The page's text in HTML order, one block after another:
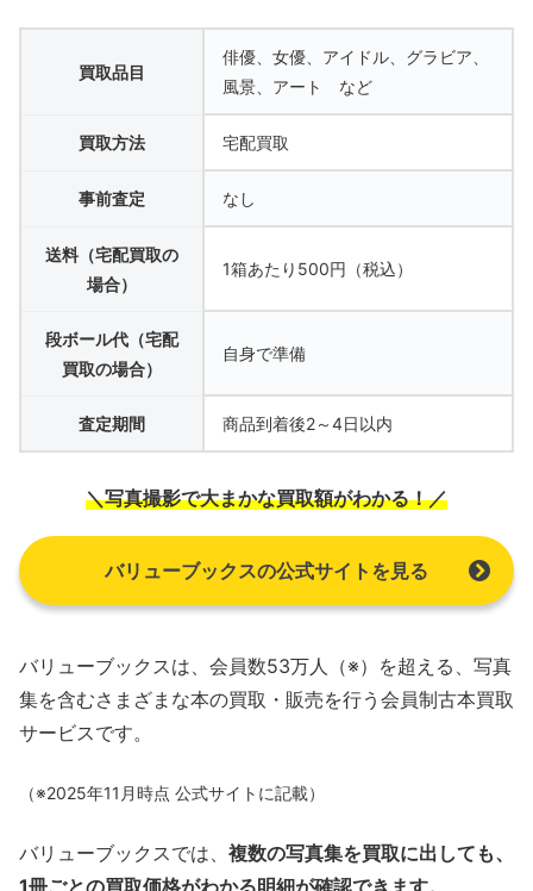
買取品目
俳優、女優、アイドル、グラビア、
風景、アート など
買取方法 宅配買取
事前査定 なし
送料（宅配買取の
場合）
1箱あたり500円（税込）
段ボール代（宅配
買取の場合）
自身で準備
査定期間 商品到着後2～4日以内
＼写真撮影で大まかな買取額がわかる！／
バリューブックスの公式サイトを見る
バリューブックスは、会員数53万人（※）を超える、写真
集を含むさまざまな本の買取・販売を行う会員制古本買取
サービスです。
（※2025年11月時点 公式サイトに記載）
バリューブックスでは、 複数の写真集を買取に出しても、
1冊ごとの買取価格がわかる明細が確認できます。